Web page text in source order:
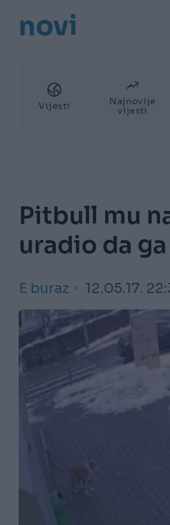
novi
Vijesti
Najnovije
vijesti
Pitbull mu
uradio da
E buraz 12.05.17.